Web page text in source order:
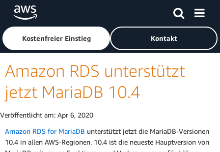
Überspringen zum Hauptinhalt
Klicken Sie hier, um zur Amazon Web Services-Startseite
Kostenfreier Einstieg Kontakt
Amazon RDS unterstützt
jetzt MariaDB 10.4
Veröffentlicht am: Apr 6, 2020
Amazon RDS for MariaDB unterstützt jetzt die MariaDB-Versionen
10.4 in allen AWS-Regionen. 10.4 ist die neueste Hauptversion von